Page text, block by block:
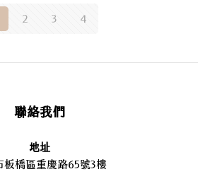
2 3 4
聯絡我們
地址
板橋區重慶路65號3樓